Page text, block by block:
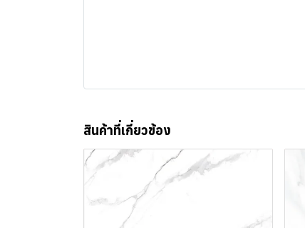
สินค้าที่เกี่ยวข้อง